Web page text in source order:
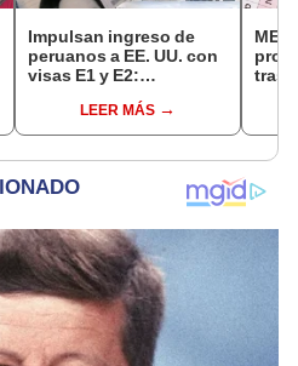
Impulsan ingreso de
peruanos a EE. UU. con
visas E1 y E2:
pymes serían los más
beneficiados
LEER MÁS
MEF